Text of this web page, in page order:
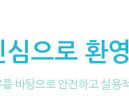
으로 환
바탕으로 안전하고 실용